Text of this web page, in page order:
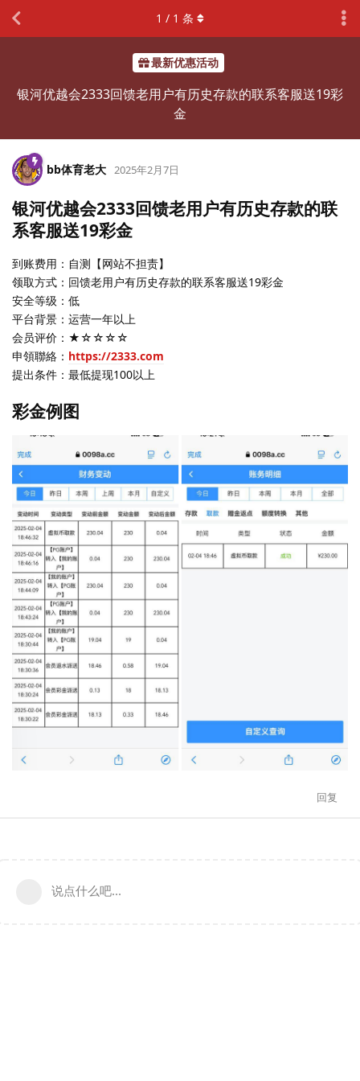
最新优惠活动
银河优越会2333回馈老用户有历史存款的联系客服送19彩
金
1 / 1 条
bb体育老大 2025年2月7日
银河优越会2333回馈老用户有历史存款的联
系客服送19彩金
到账费用：自测【网站不担责】
领取方式：回馈老用户有历史存款的联系客服送19彩金
安全等级：低
平台背景：运营一年以上
会员评价：★☆☆☆☆
申領聯絡： https://2333.com
提出条件：最低提现100以上
彩金例图
回复
说点什么吧...